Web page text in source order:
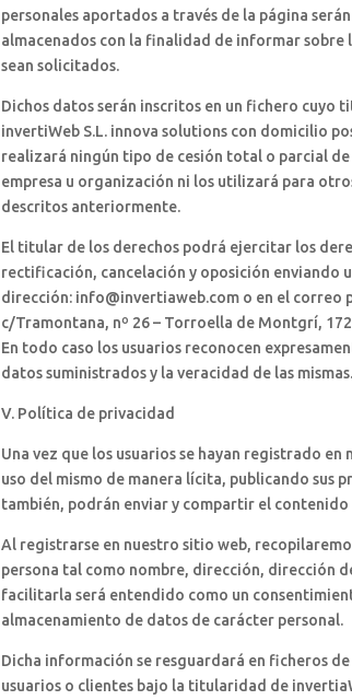
personales aportados a través de la página
almacenados con la finalidad de informar sobre
sean solicitados.
Dichos datos serán inscritos en un fichero cuyo
invertiWeb S.L. innova solutions con domicilio
realizará ningún tipo de cesión total o parcial de
empresa u organización ni los utilizará para
descritos anteriormente.
El titular de los derechos podrá ejercitar los
rectificación, cancelación y oposición enviando
dirección: info@invertiaweb.com o en el correo
c/Tramontana, nº 26 – Torroella de Montgrí,
En todo caso los usuarios reconocen
datos suministrados y la veracidad de las mismas.
V. Política de privacidad
Una vez que los usuarios se hayan registrado
uso del mismo de manera lícita, publicando sus
también, podrán enviar y compartir el contenido
Al registrarse en nuestro sitio web,
persona tal como nombre, dirección, dirección
facilitarla será entendido como un
almacenamiento de datos de carácter personal.
Dicha información se resguardará en ficheros
usuarios o clientes bajo la titularidad de